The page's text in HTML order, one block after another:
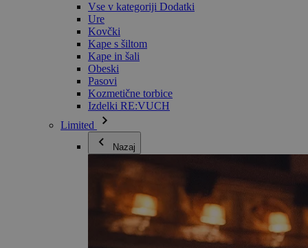
Vse v kategoriji Dodatki
Ure
Kovčki
Kape s šiltom
Kape in šali
Obeski
Pasovi
Kozmetične torbice
Izdelki RE:VUCH
Limited
Nazaj